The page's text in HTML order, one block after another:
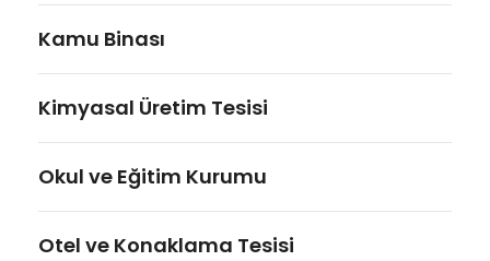
Kamu Binası
Kimyasal Üretim Tesisi
Okul ve Eğitim Kurumu
Otel ve Konaklama Tesisi